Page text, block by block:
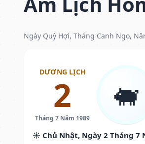
Ngày Quý Hợi, Tháng Canh Ngọ,
DƯƠNG LỊCH
2
Tháng 7 Năm 1989
🐖
☀️ Chủ Nhật, Ngày 2 Tháng 7